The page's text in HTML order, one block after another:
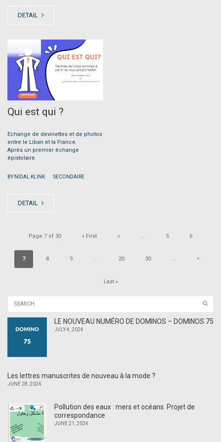
DETAIL
20
Qui est qui ?
Echange de devinettes et de photos
entre le Liban et la France.
Après un premier échange
épistolaire
BY NIDAL KLINK SECONDAIRE
DETAIL
Page 7 of 30 « First « ... 5 6
7 8 9 ... 20 30 ... »
Last »
LE NOUVEAU NUMÉRO DE DOMINOS – DOMINOS 75
JULY 4, 2024
Les lettres manuscrites de nouveau à la mode ?
JUNE 28, 2024
Pollution des eaux : mers et océans. Projet de
correspondance
JUNE 21, 2024